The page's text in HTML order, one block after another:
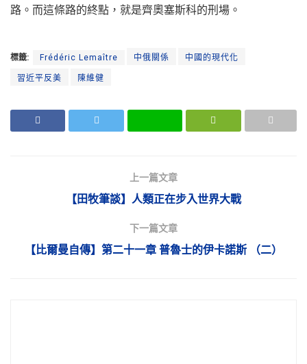
路。而這條路的終點，就是齊奧塞斯科的刑場。
標籤: Frédéric Lemaître 中俄關係 中國的現代化
習近平反美 陳維健
上一篇文章
【田牧筆談】人類正在步入世界大戰
下一篇文章
【比爾曼自傳】第二十一章 普魯士的伊卡諾斯 （二）